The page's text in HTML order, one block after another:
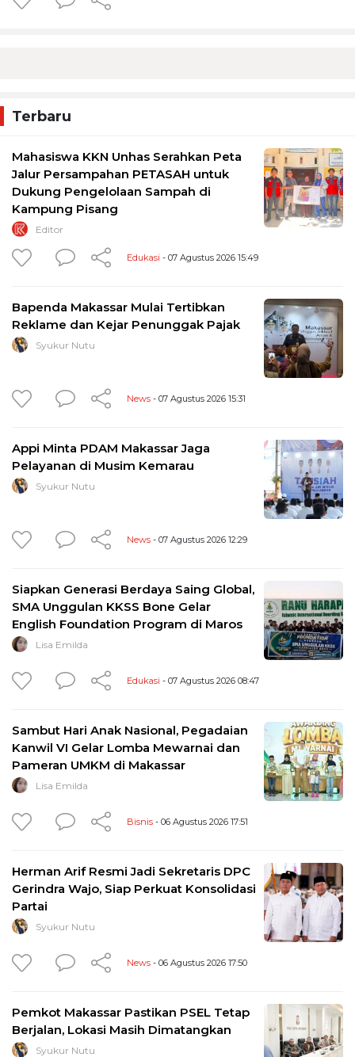
Terbaru
Mahasiswa KKN Unhas Serahkan Peta
Jalur Persampahan PETASAH untuk
Dukung Pengelolaan Sampah di
Kampung Pisang
Editor
Edukasi - 07 Agustus 2026 15:49
Bapenda Makassar Mulai Tertibkan
Reklame dan Kejar Penunggak Pajak
Syukur Nutu
News - 07 Agustus 2026 15:31
Appi Minta PDAM Makassar Jaga
Pelayanan di Musim Kemarau
Syukur Nutu
News - 07 Agustus 2026 12:29
Siapkan Generasi Berdaya Saing Global,
SMA Unggulan KKSS Bone Gelar
English Foundation Program di Maros
Lisa Emilda
Edukasi - 07 Agustus 2026 08:47
Sambut Hari Anak Nasional, Pegadaian
Kanwil VI Gelar Lomba Mewarnai dan
Pameran UMKM di Makassar
Lisa Emilda
Bisnis - 06 Agustus 2026 17:51
Herman Arif Resmi Jadi Sekretaris DPC
Gerindra Wajo, Siap Perkuat Konsolidasi
Partai
Syukur Nutu
News - 06 Agustus 2026 17:50
Pemkot Makassar Pastikan PSEL Tetap
Berjalan, Lokasi Masih Dimatangkan
Syukur Nutu